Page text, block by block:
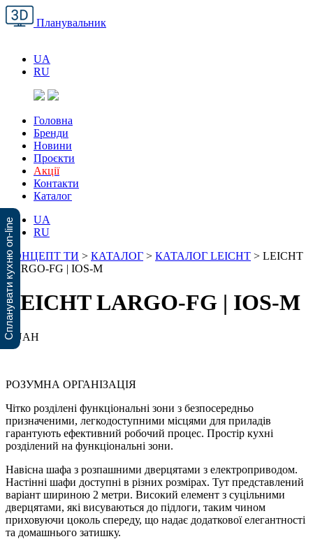
Планувальник
UA
RU
Головна
Бренди
Новини
Проєкти
Акції
Контакти
Каталог
UA
RU
КОНЦЕПТ ТИ > КАТАЛОГ > КАТАЛОГ LEICHT > LEICHT
LARGO-FG | IOS-M
LEICHT LARGO-FG | IOS-M
0 UAH
РОЗУМНА ОРГАНІЗАЦІЯ
Чітко розділені функціональні зони з безпосередньо
призначеними, легкодоступними місцями для приладів
гарантують ефективний робочий процес. Простір кухні
розділений на функціональні зони.
Навісна шафа з розпашними дверцятами з електроприводом.
Настінні шафи доступні в різних розмірах. Тут представлений
варіант шириною 2 метри. Високий елемент з суцільними
дверцятами, які висуваються до підлоги, таким чином
приховуючи цоколь спереду, що надає додаткової елегантності
та домашнього затишку.
Спланувати кухню on-line